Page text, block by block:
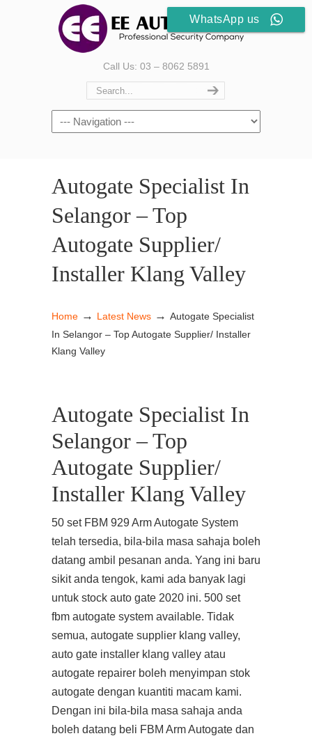
Call Us: 03 – 8062 5891
Autogate Specialist In
Selangor – Top
Autogate Supplier/
Installer Klang Valley
Home → Latest News → Autogate Specialist
In Selangor – Top Autogate Supplier/ Installer
Klang Valley
Autogate Specialist In
Selangor – Top
Autogate Supplier/
Installer Klang Valley
50 set FBM 929 Arm Autogate System
telah tersedia, bila-bila masa sahaja boleh
datang ambil pesanan anda. Yang ini baru
sikit anda tengok, kami ada banyak lagi
untuk stock auto gate 2020 ini. 500 set
fbm autogate system available. Tidak
semua, autogate supplier klang valley,
auto gate installer klang valley atau
autogate repairer boleh menyimpan stok
autogate dengan kuantiti macam kami.
Dengan ini bila-bila masa sahaja anda
boleh datang beli FBM Arm Autogate dan
WhatsApp us